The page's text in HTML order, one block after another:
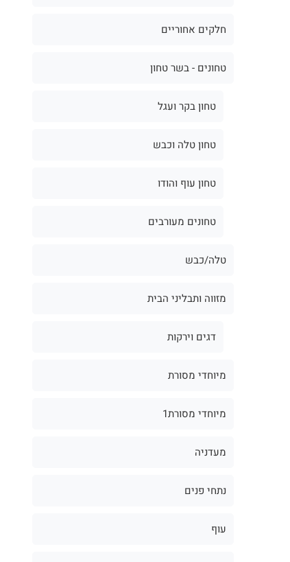
חלקים אחוריים
טחונים - בשר טחון
טחון בקר ועגל
טחון טלה וכבש
טחון עוף והודו
טחונים מעורבים
טלה/כבש
מזווה ותבליני הבית
דגים וירקות
מיוחדי מסורת
מיוחדי מסורת1
מעדניה
נתחי פנים
עוף